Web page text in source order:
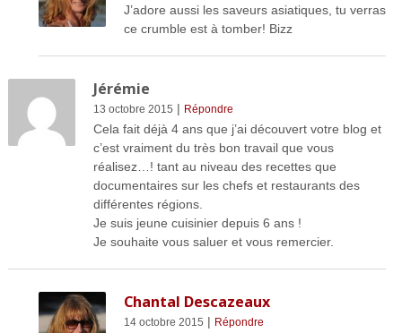
J’adore aussi les saveurs asiatiques, tu verras
ce crumble est à tomber! Bizz
Jérémie
13 octobre 2015 | Répondre
Cela fait déjà 4 ans que j’ai découvert votre blog et
c’est vraiment du très bon travail que vous
réalisez…! tant au niveau des recettes que
documentaires sur les chefs et restaurants des
différentes régions.
Je suis jeune cuisinier depuis 6 ans !
Je souhaite vous saluer et vous remercier.
Chantal Descazeaux
14 octobre 2015 | Répondre